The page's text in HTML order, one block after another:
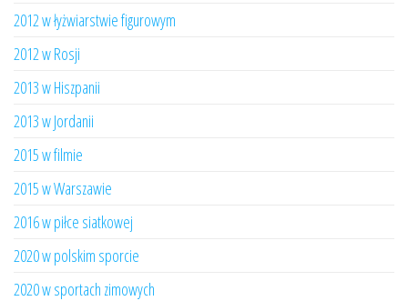
2012 w łyżwiarstwie figurowym
2012 w Rosji
2013 w Hiszpanii
2013 w Jordanii
2015 w filmie
2015 w Warszawie
2016 w piłce siatkowej
2020 w polskim sporcie
2020 w sportach zimowych